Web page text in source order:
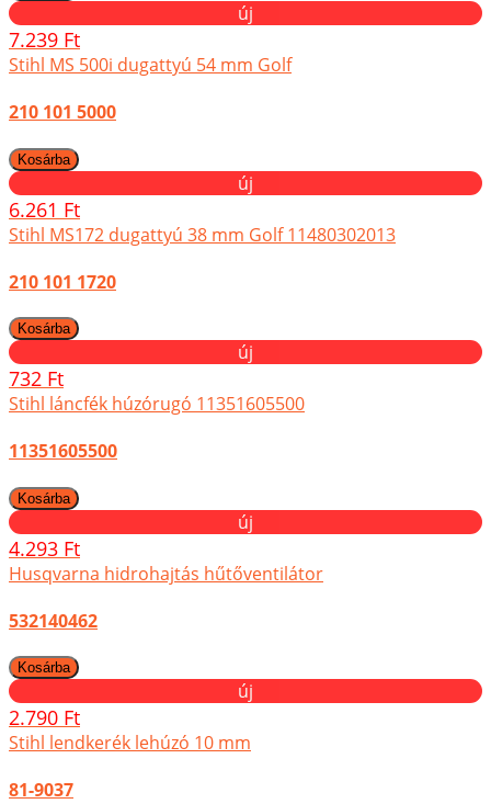
új
7.239 Ft
Stihl MS 500i dugattyú 54 mm Golf
210 101 5000
új
6.261 Ft
Stihl MS172 dugattyú 38 mm Golf 11480302013
210 101 1720
új
732 Ft
Stihl láncfék húzórugó 11351605500
11351605500
új
4.293 Ft
Husqvarna hidrohajtás hűtőventilátor
532140462
új
2.790 Ft
Stihl lendkerék lehúzó 10 mm
81-9037